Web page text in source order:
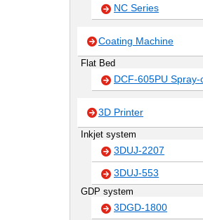
NC Series
Coating Machine
Flat Bed
DCF-605PU Spray-
3D Printer
Inkjet system
3DUJ-2207
3DUJ-553
GDP system
3DGD-1800